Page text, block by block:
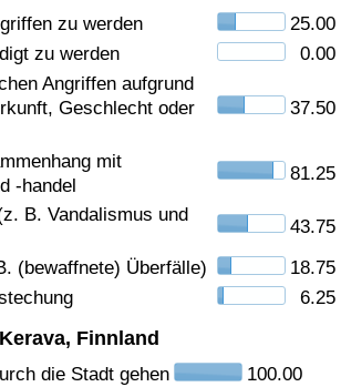
zu werden
25.00
zu werden
0.00
Angriffen aufgrund
Geschlecht oder
37.50
mit
-handel
81.25
B. Vandalismus und
43.75
(bewaffnete) Überfälle)
18.75
6.25
Finnland
die Stadt gehen 100.00
Index
Index nach Land
Index (aktuell)
Index nach Land